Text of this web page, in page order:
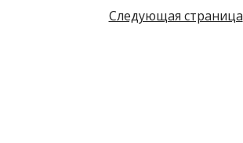
Следующая страница